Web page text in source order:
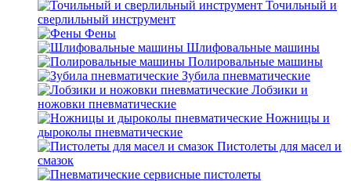
Точильный и
сверлильный инструмент
Фены
Шлифовальные машины
Полировальные машины
Зубила пневматические
Лобзики и
ножовки пневматические
Ножницы и
дыроколы пневматические
Пистолеты для масел и
смазок